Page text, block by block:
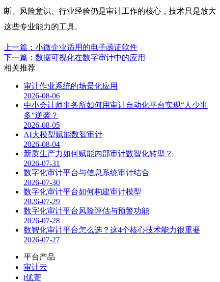
断、风险意识、行业经验仍是审计工作的核心，技术只是放大
这些专业能力的工具。
上一篇：小微企业适用的电子函证软件
下一篇：数据可视化在数字审计中的应用
相关推荐
审计作业系统的场景化应用
2026-08-06
中小会计师事务所如何用审计自动化平台实现“人少事
多”逆袭？
2026-08-05
AI大模型赋能数智审计
2026-08-04
新质生产力如何赋能内部审计数智化转型？
2026-07-31
数字化审计平台与信息系统审计结合
2026-07-30
数字化审计平台如何构建审计模型
2026-07-29
数字化审计平台风险评估与预警功能
2026-07-28
数智化审计平台怎么选？这4个核心技术能力很重要
2026-07-27
平台产品
审计云
i优寄